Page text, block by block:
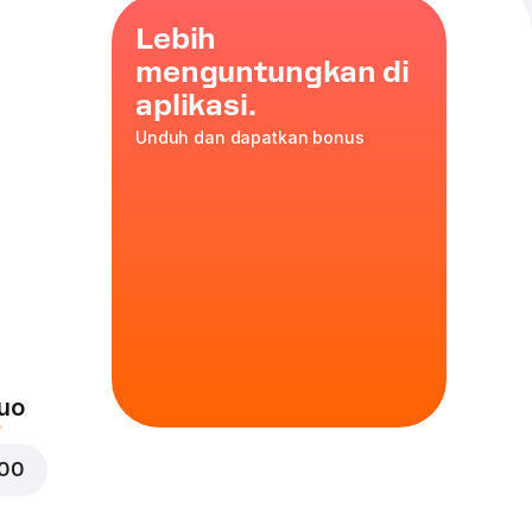
Lebih
menguntungkan di
aplikasi.
Unduh dan dapatkan bonus